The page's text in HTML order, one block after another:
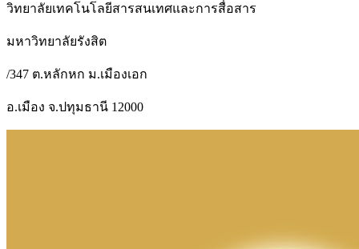
วิทยาลัยเทคโนโลยีสารสนเทศและการสื่อสาร
มหาวิทยาลัยรังสิต
/347 ต.หลักหก ม.เมืองเอก
อ.เมือง จ.ปทุมธานี 12000